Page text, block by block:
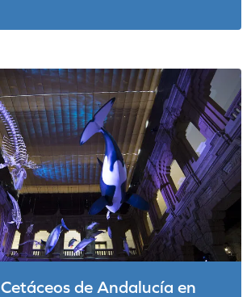
Cetáceos de Andalucía en